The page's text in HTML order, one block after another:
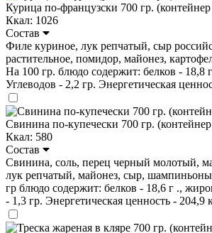
Курица по-французски 700 гр.
Ккал: 1026
Состав
Филе куриное, лук репчатый, сыр
растительное, помидор, майонез,
На 100 гр. блюдо содержит: белков - 18,8
Углеводов - 2,2 гр. Энергетическая
Свинина по-купечески 700 гр.
Ккал: 580
Состав
Свинина, соль, перец черный молотый,
лук репчатый, майонез, сыр,
гр блюдо содержит: белков - 18,6 г .,
- 1,3 гр. Энергетическая ценность - 204,9